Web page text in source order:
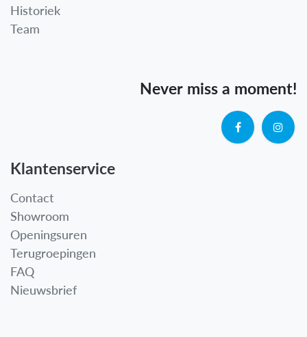
Historiek
Team
Never miss a moment!
Klantenservice
Contact
Showroom
Openingsuren
Terugroepingen
FAQ
Nieuwsbrief